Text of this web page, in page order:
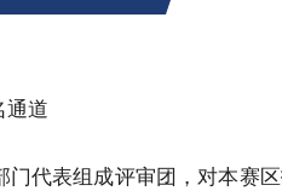
通道
代表组成评审团，对本赛